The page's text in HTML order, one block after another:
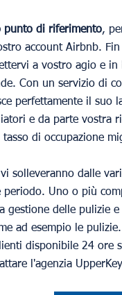
punto di riferimento,
account Airbnb.
a vostro agio e
Con un servizio di
perfettamente il suo
e da parte vostra
di occupazione
solleveranno dalle
Uno o più
gestione delle pulizie
ad esempio le
disponibile 24
l'agenzia